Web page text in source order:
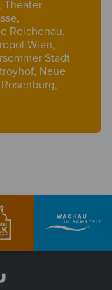
Theater
Reichenau,
Wien,
Stadt
Neue